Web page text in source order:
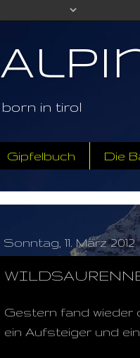
born in tirol
Gipfelbuch Die
Sonntag, 11. März 2012
Gestern fand wieder
ein Aufsteiger und